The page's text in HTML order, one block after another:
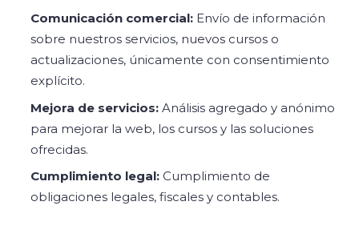
Comunicación comercial:Envío de información
sobre nuestros servicios, nuevos cursos o
actualizaciones, únicamente con consentimiento
explícito.
Mejora de servicios:Análisis agregado y anónimo
para mejorar la web, los cursos y las soluciones
ofrecidas.
Cumplimiento legal:Cumplimiento de
obligaciones legales, fiscales y contables.